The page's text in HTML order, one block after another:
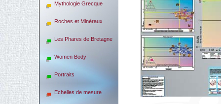
Mythologie Grecque
Roches et Minéraux
Les Phares de Bretagne
Women Body
Portraits
Echelles de mesure